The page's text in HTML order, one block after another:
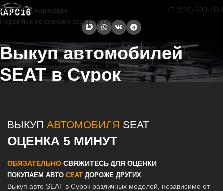
Перейти к навигации
Перейти к основному содержанию
+7 (929) 600-16-
Выкуп автомобилей
SEAT в Сурок
ВЫКУП АВТОМОБИЛЯ SEAT
ОЦЕНКА 5 МИНУТ
ОБЯЗАТЕЛЬНО СВЯЖИТЕСЬ ДЛЯ ОЦЕНКИ
ПОКУПАЕМ АВТО СЕАТ ДОРОЖЕ ДРУГИХ
Выкуп авто SEAT в Сурок различных моделей, независимо от